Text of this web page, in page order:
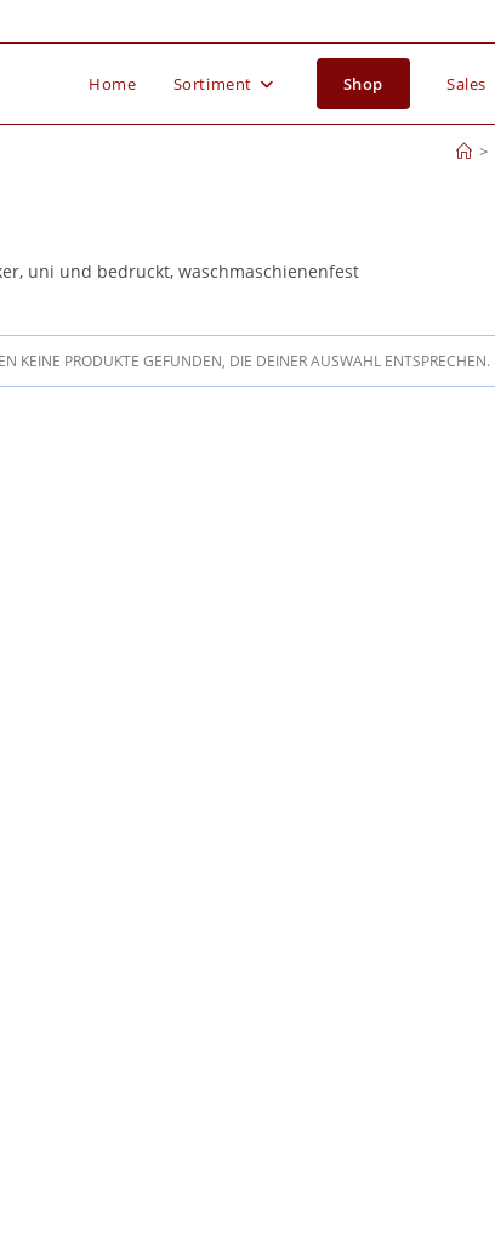
Home Sortiment Shop Sales
>
uni und bedruckt, waschmaschienenfest
KEINE PRODUKTE GEFUNDEN, DIE DEINER AUSWAHL ENTSPRECHEN.